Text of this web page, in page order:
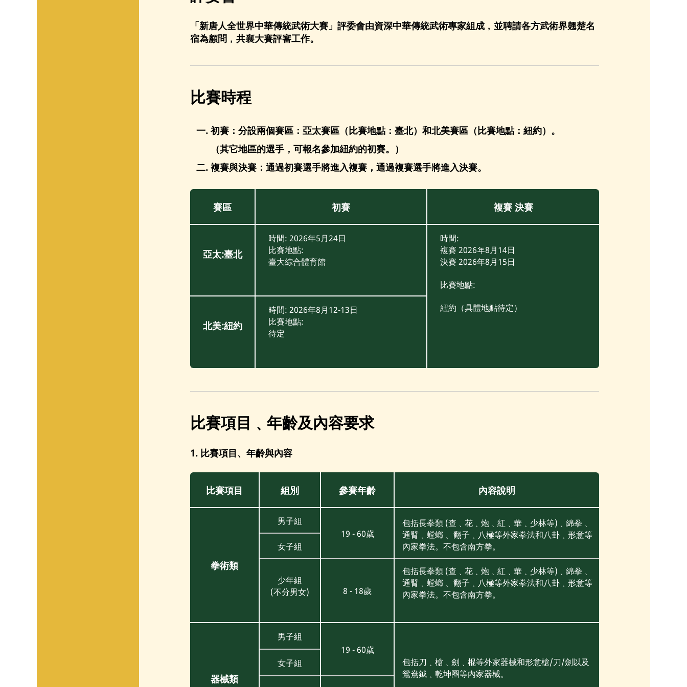
「新唐人全世界中華傳統武術大賽」評委會由資深中華傳統武術專家組成﹐並聘請各方武術界翹楚名
宿為顧問﹐共襄大賽評審工作。
比賽時程
初賽：分設兩個賽區：亞太賽區（比賽地點：臺北）和北美賽區（比賽地點：紐約）。
（其它地區的選手，可報名參加紐約的初賽。）
複賽與決賽：通過初賽選手將進入複賽，通過複賽選手將進入決賽。
賽區 初賽 複賽 決賽
亞太:臺北
時間: 2026年5月24日
比賽地點:
臺大綜合體育館
時間:
複賽 2026年8⽉14日
決賽 2026年8月15日
比賽地點:
紐約（具體地點待定）
北美:紐約
時間: 2026年8月12-13日
比賽地點:
待定
比賽項目﹑年齡及內容要求
1. 比賽項目、年齡與內容
比賽項目
拳術類
器械類
組別
男子組
女子組
少年組
(不分男女)
男子組
女子組
參賽年齡
19 - 60歲
8 - 18歲
19 - 60歲
內容說明
包括長拳類 (查﹑花﹑炮﹑紅﹑華﹑少林等)﹑綿拳﹑
通臂﹑螳螂﹑ 翻子﹑八極等外家拳法和八卦﹑形意等
內家拳法。不包含南方拳。
包括長拳類 (查﹑花﹑炮﹑紅﹑華﹑少林等)﹑綿拳﹑
通臂﹑螳螂﹑ 翻子﹑八極等外家拳法和八卦﹑形意等
內家拳法。不包含南方拳。
包括刀﹑槍﹑劍﹑棍等外家器械和形意槍/刀/劍以及
鴛鴦鉞﹑乾坤圈等內家器械。